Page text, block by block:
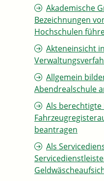
Akademische
Bezeichnungen
Hochschulen
Akteneinsicht
Allgemein
Abendrealschule
Als berechtigte
beantragen
Als